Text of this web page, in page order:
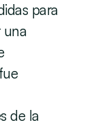
para
una
de la